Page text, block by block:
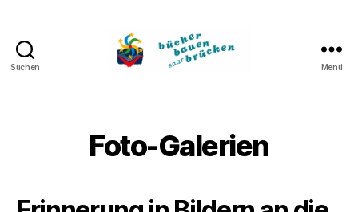
Suchen Menü
Foto-Galerien